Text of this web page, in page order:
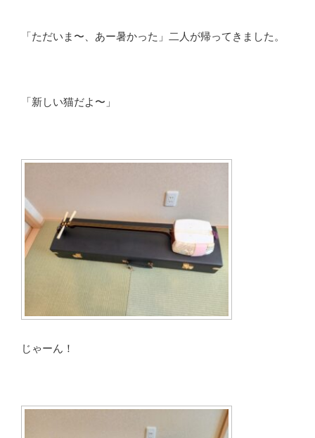
「ただいま〜、あー暑かった」二人が帰ってきました。
「新しい猫だよ〜」
じゃーん！